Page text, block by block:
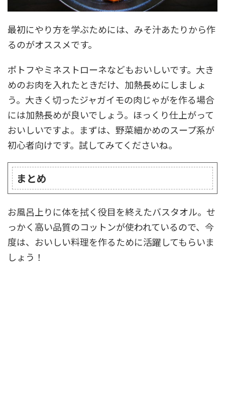
最初にやり方を学ぶためには、みそ汁あたりから作
るのがオススメです。
ポトフやミネストローネなどもおいしいです。大き
めのお肉を入れたときだけ、加熱長めにしましょ
う。大きく切ったジャガイモの肉じゃがを作る場合
には加熱長めが良いでしょう。ほっくり仕上がって
おいしいですよ。まずは、野菜細かめのスープ系が
初心者向けです。試してみてくださいね。
まとめ
お風呂上りに体を拭く役目を終えたバスタオル。せ
っかく高い品質のコットンが使われているので、今
度は、おいしい料理を作るために活躍してもらいま
しょう！